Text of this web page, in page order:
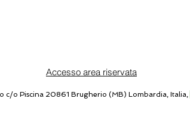
Accesso area riservata
c/o Piscina 20861 Brugherio (MB) Lombardia, Italia,